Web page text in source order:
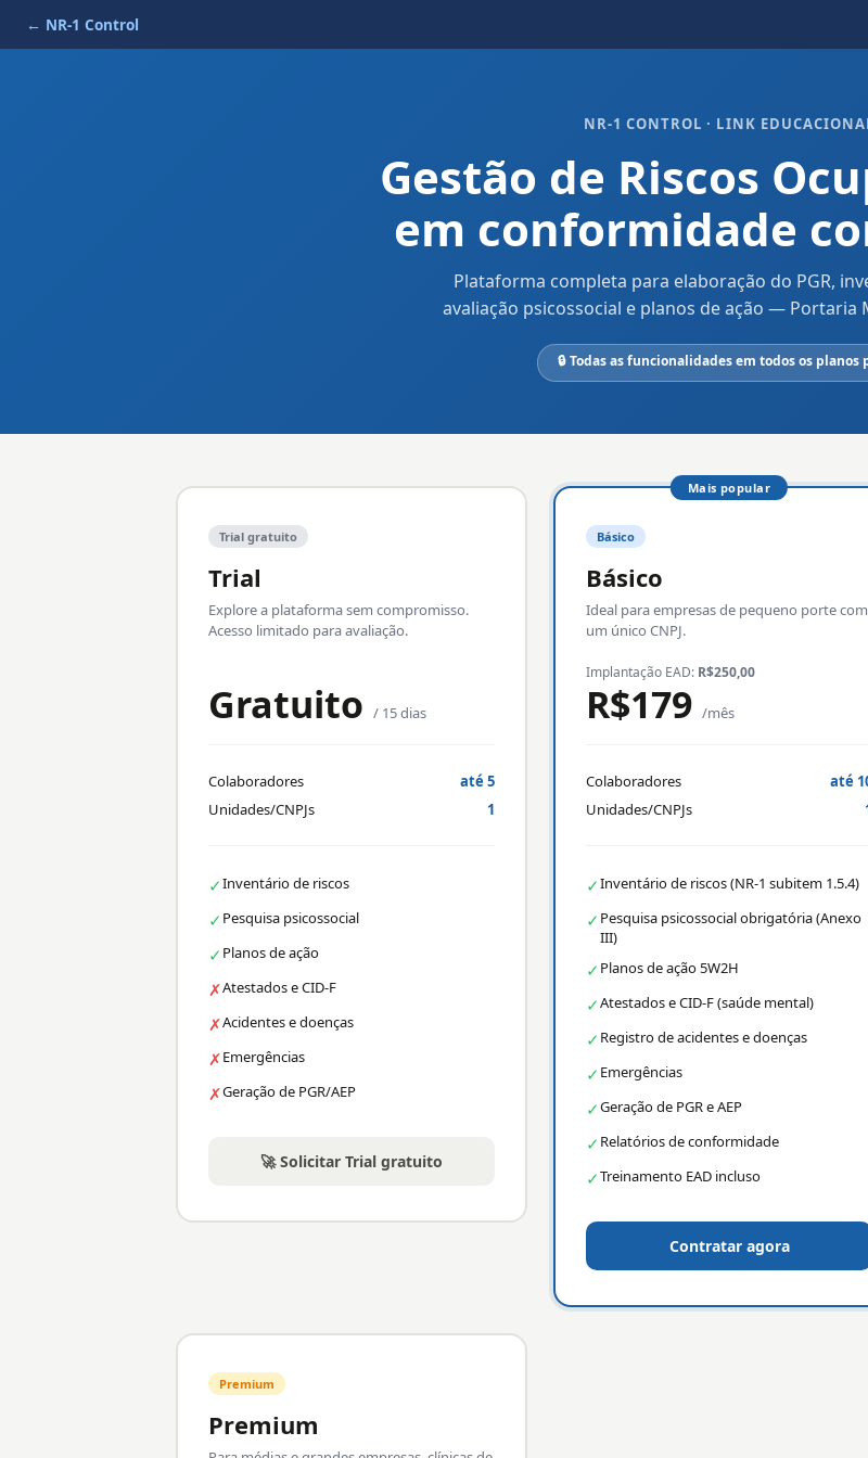
← NR-1 Control
NR-1 CONTROL · LINK
Gestão de Riscos
em conformidade
Plataforma completa para elaboração do PGR,
avaliação psicossocial e planos de ação — Portaria
🔒 Todas as funcionalidades em todos os planos
Trial gratuito
Trial
Explore a plataforma sem compromisso.
Acesso limitado para avaliação.
Gratuito / 15 dias
Colaboradores
até 5
Unidades/CNPJs
1
✓Inventário de riscos
✓ Pesquisa psicossocial
✓ Planos de ação
✗Atestados e CID-F
✗Acidentes e doenças
✗Emergências
✗Geração de PGR/AEP
🚀 Solicitar Trial gratuito
Mais popular
Básico
Básico
Ideal para empresas de pequeno porte com
um único CNPJ.
Implantação EAD: R$250,00
R$179 /mês
Colaboradores
até
Unidades/CNPJs
✓Inventário de riscos (NR-1 subitem 1.5.4)
✓ Pesquisa psicossocial obrigatória (Anexo
III)
✓ Planos de ação 5W2H
✓Atestados e CID-F (saúde mental)
✓ Registro de acidentes e doenças
✓ Emergências
✓Geração de PGR e AEP
✓ Relatórios de conformidade
✓Treinamento EAD incluso
Contratar agora
Premium
Premium